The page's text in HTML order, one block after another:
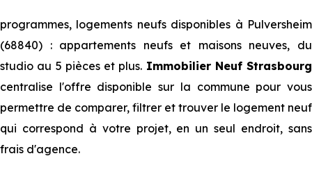
programmes, logements neufs disponibles à Pulversheim
(68840) : appartements neufs et maisons neuves, du
studio au 5 pièces et plus. Immobilier Neuf Strasbourg
centralise l'offre disponible sur la commune pour vous
permettre de comparer, filtrer et trouver le logement neuf
qui correspond à votre projet, en un seul endroit, sans
frais d'agence.